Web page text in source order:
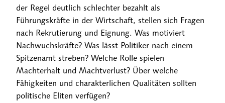
der Regel deutlich schlechter bezahlt als
Führungskräfte in der Wirtschaft, stellen sich Fragen
nach Rekrutierung und Eignung. Was motiviert
Nachwuchskräfte? Was lässt Politiker nach einem
Spitzenamt streben? Welche Rolle spielen
Machterhalt und Machtverlust? Über welche
Fähigkeiten und charakterlichen Qualitäten sollten
politische Eliten verfügen?